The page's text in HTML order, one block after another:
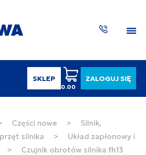
SKLEP
0.00
ZALOGUJ SIĘ
katalogowy lub nazwę
SZUKAJ
Części nowe >
Silnik,
silnika
>
Układ zapłonowy i
> Czujnik obrotów silnika fh13